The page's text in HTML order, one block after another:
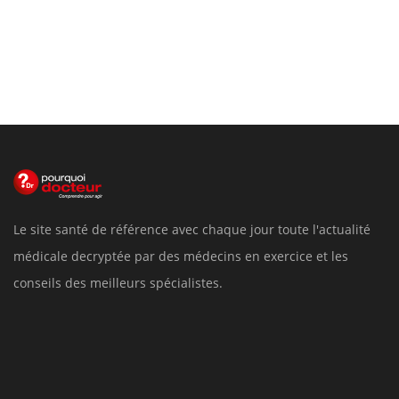
Le site santé de référence avec chaque jour toute l'actualité
médicale decryptée par des médecins en exercice et les
conseils des meilleurs spécialistes.